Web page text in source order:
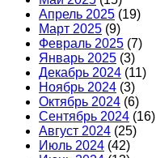
Апрель 2025 (19)
Март 2025 (9)
Февраль 2025 (7)
Январь 2025 (3)
Декабрь 2024 (11)
Ноябрь 2024 (3)
Октябрь 2024 (6)
Сентябрь 2024 (16)
Август 2024 (25)
Июль 2024 (42)